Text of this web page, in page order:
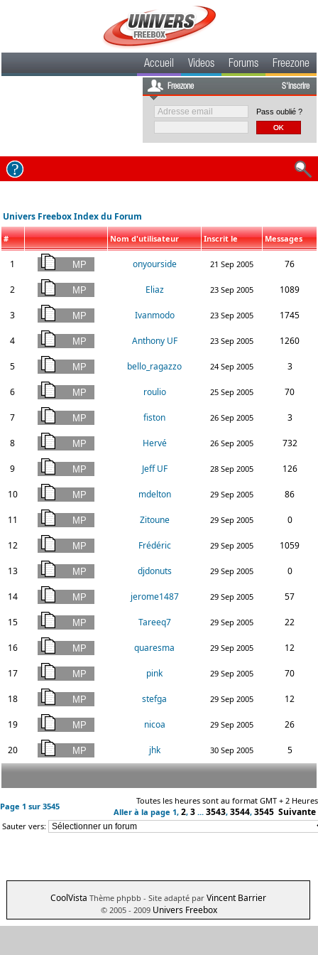
Accueil Videos Forums Freezone
Freezone S'inscrire
Pass oublié ?
Univers Freebox Index du Forum
# Nom d'utilisateur Inscrit le Messages
1 onyourside 21 Sep 2005 76
2 Eliaz 23 Sep 2005 1089
3 Ivanmodo 23 Sep 2005 1745
4 Anthony UF 23 Sep 2005 1260
5 bello_ragazzo 24 Sep 2005 3
6 roulio 25 Sep 2005 70
7 fiston 26 Sep 2005 3
8 Hervé 26 Sep 2005 732
9 Jeff UF 28 Sep 2005 126
10 mdelton 29 Sep 2005 86
11 Zitoune 29 Sep 2005 0
12 Frédéric 29 Sep 2005 1059
13 djdonuts 29 Sep 2005 0
14 jerome1487 29 Sep 2005 57
15 Tareeq7 29 Sep 2005 22
16 quaresma 29 Sep 2005 12
17 pink 29 Sep 2005 70
18 stefga 29 Sep 2005 12
19 nicoa 29 Sep 2005 26
20 jhk 30 Sep 2005 5
Page 1 sur 3545
Toutes les heures sont au format GMT + 2 Heures
Aller à la page 1, 2, 3 ... 3543, 3544, 3545 Suivante
Sauter vers:
CoolVista Thème phpbb - Site adapté par Vincent Barrier
© 2005 - 2009 Univers Freebox